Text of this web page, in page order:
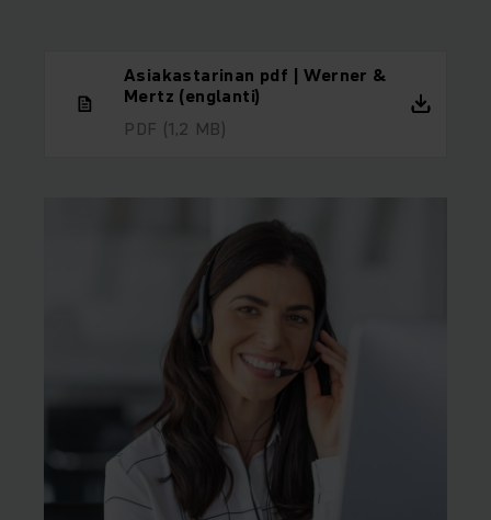
Asiakastarinan pdf | Werner &
Mertz (englanti)
PDF (1,2 MB)